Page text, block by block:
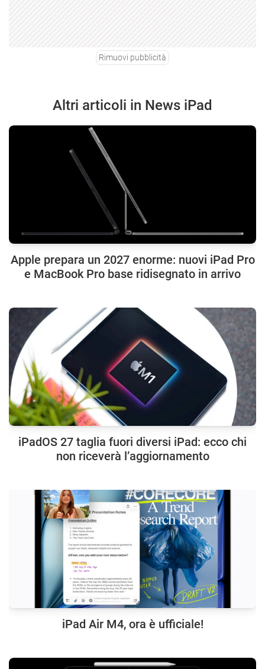
Rimuovi pubblicità
Altri articoli in News iPad
Apple prepara un 2027 enorme: nuovi iPad Pro
e MacBook Pro base ridisegnato in arrivo
iPadOS 27 taglia fuori diversi iPad: ecco chi
non riceverà l’aggiornamento
iPad Air M4, ora è ufficiale!